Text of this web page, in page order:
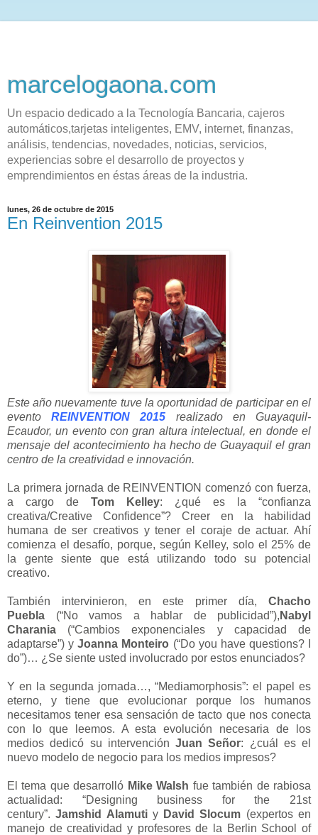
marcelogaona.com
Un espacio dedicado a la Tecnología Bancaria, cajeros
automáticos,tarjetas inteligentes, EMV, internet, finanzas,
análisis, tendencias, novedades, noticias, servicios,
experiencias sobre el desarrollo de proyectos y
emprendimientos en éstas áreas de la industria.
lunes, 26 de octubre de 2015
En Reinvention 2015
Este año nuevamente tuve la oportunidad de participar en el
eventoREINVENTION 2015 realizado en Guayaquil-
Ecaudor, un evento con gran altura intelectual, en donde el
mensaje del acontecimiento ha hecho de Guayaquil el gran
centro de la creatividad e innovación.
La primera jornada de REINVENTION comenzó con fuerza,
a cargo de Tom Kelley: ¿qué es la “confianza
creativa/Creative Confidence”? Creer en la habilidad
humana de ser creativos y tener el coraje de actuar. Ahí
comienza el desafío, porque, según Kelley, solo el 25% de
la gente siente que está utilizando todo su potencial
creativo.
También intervinieron, en este primer día, Chacho
Puebla (“No vamos a hablar de publicidad”), Nabyl
Charania (“Cambios exponenciales y capacidad de
adaptarse”) yJoanna Monteiro (“Do you have questions? I
do”)… ¿Se siente usted involucrado por estos enunciados?
Y en la segunda jornada…, “Mediamorphosis”: el papel es
eterno, y tiene que evolucionar porque los humanos
necesitamos tener esa sensación de tacto que nos conecta
con lo que leemos. A esta evolución necesaria de los
medios dedicó su intervención Juan Señor: ¿cuál es el
nuevo modelo de negocio para los medios impresos?
El tema que desarrolló Mike Walsh fue también de rabiosa
actualidad: “Designing business for the 21st
century”.Jamshid Alamutiy David Slocum (expertos en
manejo de creatividad y profesores de la Berlin School of